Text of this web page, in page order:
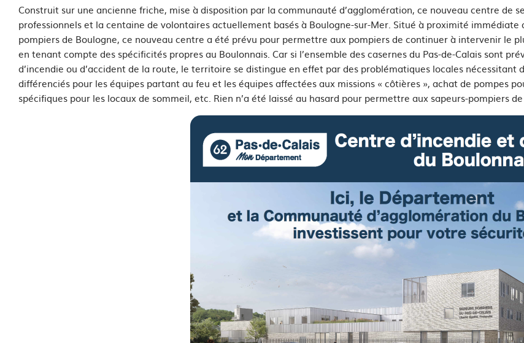
Construit sur une ancienne friche, mise à disposition par la communauté d’agglomération, ce nouveau centre de
professionnels et la centaine de volontaires actuellement basés à Boulogne-sur-Mer. Situé à proximité
pompiers de Boulogne, ce nouveau centre a été prévu pour permettre aux pompiers de continuer à intervenir le
en tenant compte des spécificités propres au Boulonnais. Car si l’ensemble des casernes du Pas-de-Calais sont
d’incendie ou d’accident de la route, le territoire se distingue en effet par des problématiques locales
différenciés pour les équipes partant au feu et les équipes affectées aux missions « côtières », achat de pompes
spécifiques pour les locaux de sommeil, etc. Rien n’a été laissé au hasard pour permettre aux sapeurs-pompiers